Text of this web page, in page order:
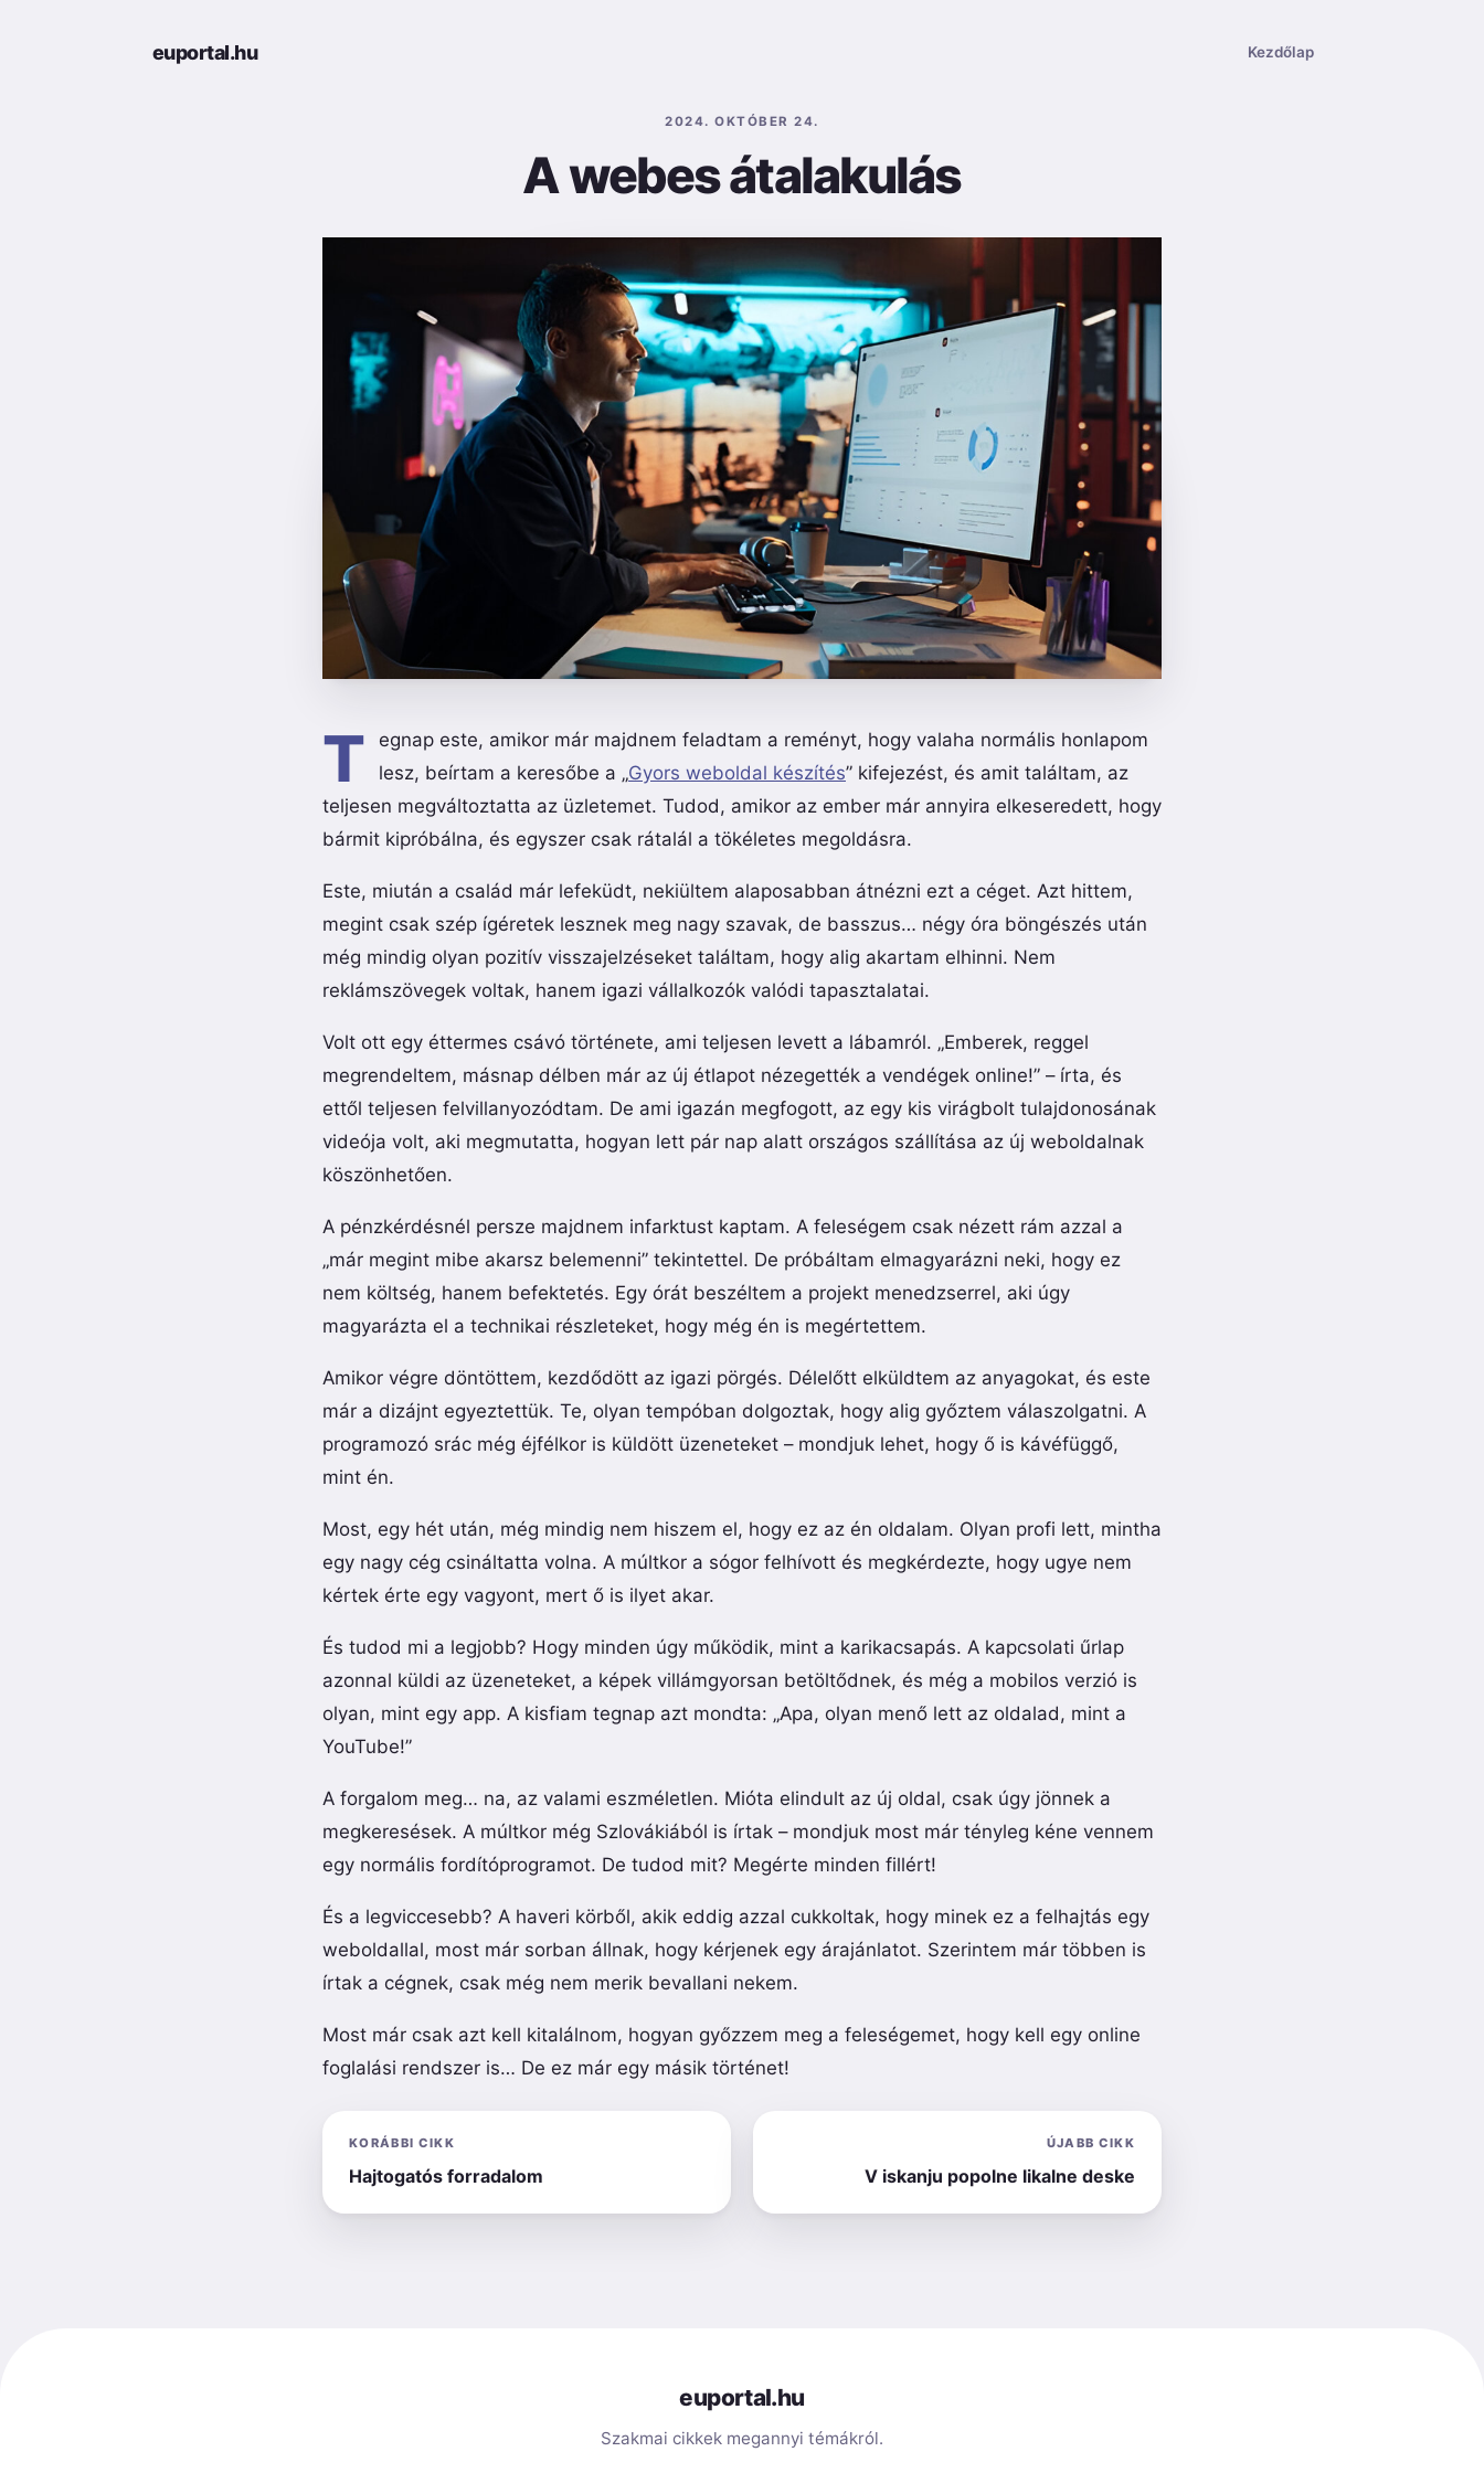
euportal.hu Kezdőlap
2024. OKTÓBER 24.
A webes átalakulás
T
egnap este, amikor már majdnem feladtam a reményt, hogy valaha normális honlapom
lesz, beírtam a keresőbe a „Gyors weboldal készítés” kifejezést, és amit találtam, az
teljesen megváltoztatta az üzletemet. Tudod, amikor az ember már annyira elkeseredett, hogy
bármit kipróbálna, és egyszer csak rátalál a tökéletes megoldásra.
Este, miután a család már lefeküdt, nekiültem alaposabban átnézni ezt a céget. Azt hittem,
megint csak szép ígéretek lesznek meg nagy szavak, de basszus… négy óra böngészés után
még mindig olyan pozitív visszajelzéseket találtam, hogy alig akartam elhinni. Nem
reklámszövegek voltak, hanem igazi vállalkozók valódi tapasztalatai.
Volt ott egy éttermes csávó története, ami teljesen levett a lábamról. „Emberek, reggel
megrendeltem, másnap délben már az új étlapot nézegették a vendégek online!” – írta, és
ettől teljesen felvillanyozódtam. De ami igazán megfogott, az egy kis virágbolt tulajdonosának
videója volt, aki megmutatta, hogyan lett pár nap alatt országos szállítása az új weboldalnak
köszönhetően.
A pénzkérdésnél persze majdnem infarktust kaptam. A feleségem csak nézett rám azzal a
„már megint mibe akarsz belemenni” tekintettel. De próbáltam elmagyarázni neki, hogy ez
nem költség, hanem befektetés. Egy órát beszéltem a projekt menedzserrel, aki úgy
magyarázta el a technikai részleteket, hogy még én is megértettem.
Amikor végre döntöttem, kezdődött az igazi pörgés. Délelőtt elküldtem az anyagokat, és este
már a dizájnt egyeztettük. Te, olyan tempóban dolgoztak, hogy alig győztem válaszolgatni. A
programozó srác még éjfélkor is küldött üzeneteket – mondjuk lehet, hogy ő is kávéfüggő,
mint én.
Most, egy hét után, még mindig nem hiszem el, hogy ez az én oldalam. Olyan profi lett, mintha
egy nagy cég csináltatta volna. A múltkor a sógor felhívott és megkérdezte, hogy ugye nem
kértek érte egy vagyont, mert ő is ilyet akar.
És tudod mi a legjobb? Hogy minden úgy működik, mint a karikacsapás. A kapcsolati űrlap
azonnal küldi az üzeneteket, a képek villámgyorsan betöltődnek, és még a mobilos verzió is
olyan, mint egy app. A kisfiam tegnap azt mondta: „Apa, olyan menő lett az oldalad, mint a
YouTube!”
A forgalom meg… na, az valami eszméletlen. Mióta elindult az új oldal, csak úgy jönnek a
megkeresések. A múltkor még Szlovákiából is írtak – mondjuk most már tényleg kéne vennem
egy normális fordítóprogramot. De tudod mit? Megérte minden fillért!
És a legviccesebb? A haveri körből, akik eddig azzal cukkoltak, hogy minek ez a felhajtás egy
weboldallal, most már sorban állnak, hogy kérjenek egy árajánlatot. Szerintem már többen is
írtak a cégnek, csak még nem merik bevallani nekem.
Most már csak azt kell kitalálnom, hogyan győzzem meg a feleségemet, hogy kell egy online
foglalási rendszer is… De ez már egy másik történet!
KORÁBBI CIKK
Hajtogatós forradalom
ÚJABB CIKK
V iskanju popolne likalne deske
euportal.hu
Szakmai cikkek megannyi témákról.